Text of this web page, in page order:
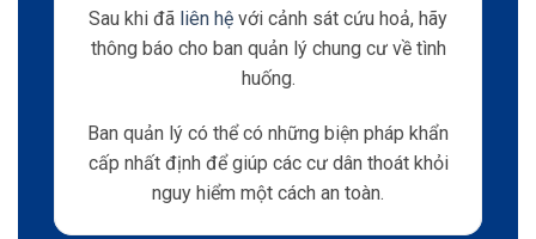
Sau khi đã liên hệ với cảnh sát cứu hoả, hãy
thông báo cho ban quản lý chung cư về tình
huống.
Ban quản lý có thể có những biện pháp khẩn
cấp nhất định để giúp các cư dân thoát khỏi
nguy hiểm một cách an toàn.